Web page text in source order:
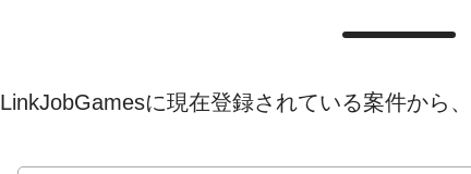
LinkJobGamesに現在登録されている案件から